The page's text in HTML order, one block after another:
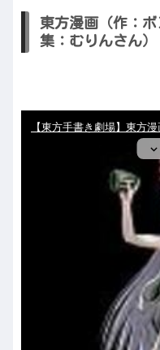
東方漫画（作：
集：むりんさん）